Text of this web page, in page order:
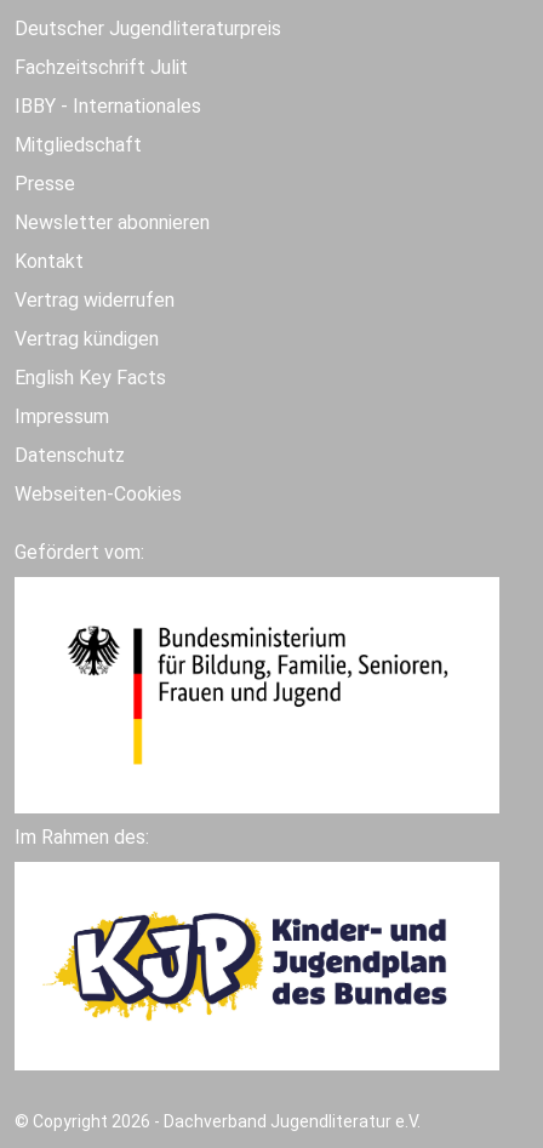
Deutscher Jugendliteraturpreis
Fachzeitschrift Julit
IBBY - Internationales
Mitgliedschaft
Presse
Newsletter abonnieren
Kontakt
Vertrag widerrufen
Vertrag kündigen
English Key Facts
Impressum
Datenschutz
Webseiten-Cookies
Gefördert vom:
Im Rahmen des:
© Copyright 2026 - Dachverband Jugendliteratur e.V.